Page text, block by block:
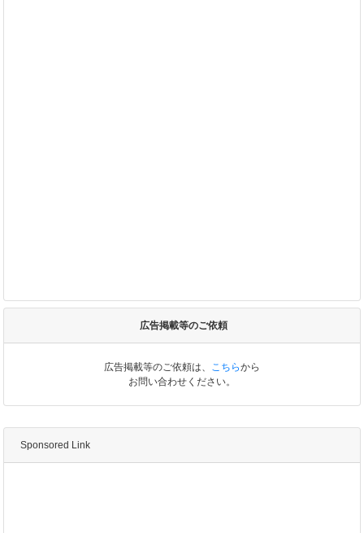
広告掲載等のご依頼
広告掲載等のご依頼は、 こちらから
お問い合わせください。
Sponsored Link